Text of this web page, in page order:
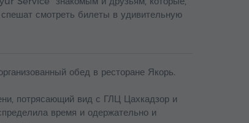
смотреть билеты в удивительную
обед в ресторане Якорь.
потрясающий вид с ГЛЦ Цахкадзор и
время и одержательно и